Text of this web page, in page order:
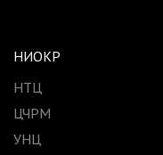
НИОКР
НТЦ
ЦЧРМ
УНЦ